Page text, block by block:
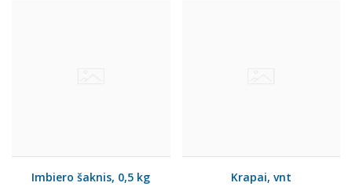
Imbiero šaknis, 0,5 kg Krapai, vnt